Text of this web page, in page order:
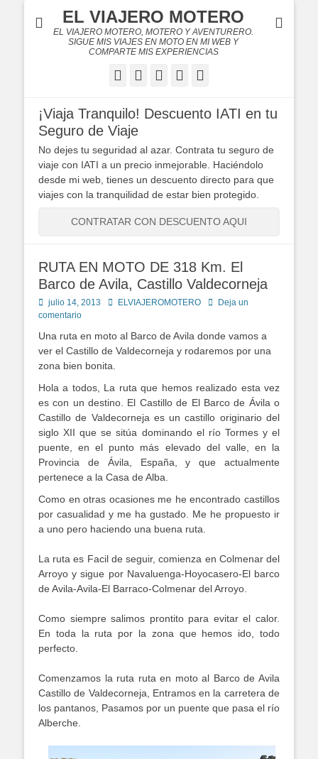
EL VIAJERO MOTERO
EL VIAJERO MOTERO, MOTERO Y AVENTURERO.
SIGUE MIS VIAJES EN MOTO EN MI WEB Y
COMPARTE MIS EXPERIENCIAS
Facebook
Twitter
FlickrYouTube
¡Viaja Tranquilo! Descuento IATI en tu
Seguro de Viaje
No dejes tu seguridad al azar. Contrata tu seguro de
viaje con IATI a un precio inmejorable. Haciéndolo
desde mi web, tienes un descuento directo para que
viajes con la tranquilidad de estar bien protegido.
CONTRATAR CON DESCUENTO AQUI
RUTA EN MOTO DE 318 Km. El
Barco de Avila, Castillo Valdecorneja
Publicado
en
julio 14, 2013 AutorELVIAJEROMOTERO
Deja un
comentario
Una ruta en moto al Barco de Avila donde vamos a
ver el Castillo de Valdecorneja y rodaremos por una
zona bien bonita.
Hola a todos, La ruta que hemos realizado esta vez
es con un destino. El Castillo de El Barco de Ávila o
Castillo de Valdecorneja es un castillo originario del
siglo XII que se sitúa dominando el río Tormes y el
puente, en el punto más elevado del valle, en la
Provincia de Ávila, España, y que actualmente
pertenece a la Casa de Alba.
Como en otras ocasiones me he encontrado castillos
por casualidad y me ha gustado. Me he propuesto ir
a uno pero haciendo una buena ruta.
La ruta es Facil de seguir, comienza en Colmenar del
Arroyo y sigue por Navaluenga-Hoyocasero-El barco
de Avila-Avila-El Barraco-Colmenar del Arroyo.
Como siempre salimos prontito para evitar el calor.
En toda la ruta por la zona que hemos ido, todo
perfecto.
Comenzamos la ruta ruta en moto al Barco de Avila
Castillo de Valdecorneja, Entramos en la carretera de
los pantanos, Pasamos por un puente que pasa el río
Alberche.